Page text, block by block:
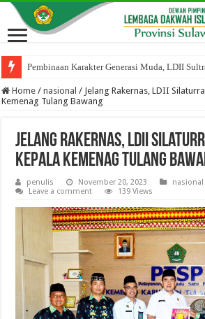
Pembinaan Karakter Generasi Muda, LDII
Home / nasional / Jelang Rakernas, LDII
Kemenag Tulang Bawang
Jelang Rakernas, LDII
Kepala Kemenag Tulang
penulis November 20, 2023
nasional
Leave a comment
139 Views